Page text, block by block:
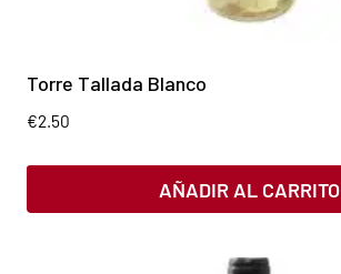
Torre Tallada Blanco
€2.50
AÑADIR AL CARRITO